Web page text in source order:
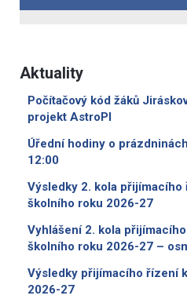
Aktuality
Počítačový kód žáků
projekt AstroPI
Úřední hodiny o
12:00
Výsledky 2. kola
školního roku 2026-27
Vyhlášení 2. kola
školního roku 2026-27 –
Výsledky přijímacího řízení
2026-27